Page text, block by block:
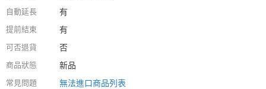
自動延長 有
提前結束 有
可否退貨 否
商品狀態 新品
常見問題
無法進口商品列表